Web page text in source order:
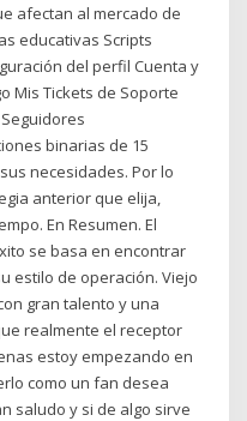
afectan al mercado de
educativas Scripts
del perfil Cuenta y
Mis Tickets de Soporte
binarias de 15
necesidades. Por lo
anterior que elija,
En Resumen. El
se basa en encontrar
estilo de operación. Viejo
gran talento y una
realmente el receptor
estoy empezando en
como un fan desea
saludo y si de algo sirve